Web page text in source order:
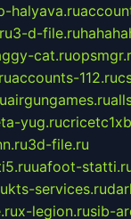
halyava.ru
3-d-file.ru
cat.ru
accounts-112.ru
airgungames.ru
yug.ru
3d-file.ru
uafoot-
kts-services.ru
x-legion.rusib-